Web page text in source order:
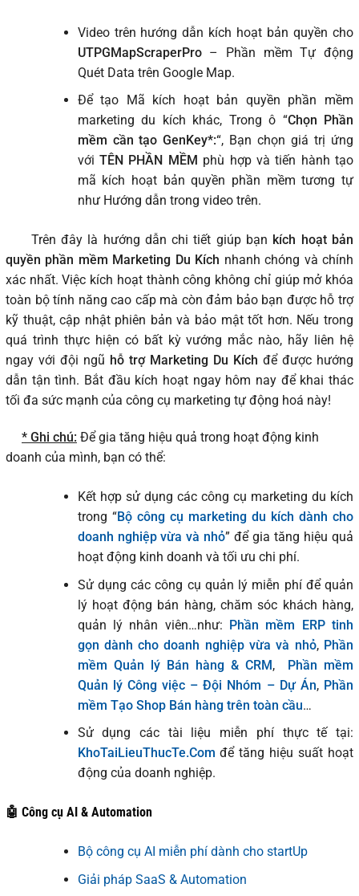
Video trên hướng dẫn kích hoạt bản quyền cho
UTPGMapScraperPro– Phần mềm Tự động
Quét Data trên Google Map.
Để tạo Mã kích hoạt bản quyền phần mềm
marketing du kích khác, Trong ô “Chọn Phần
mềm cần tạo GenKey*:“, Bạn chọn giá trị ứng
với TÊN PHẦN MỀM phù hợp và tiến hành tạo
mã kích hoạt bản quyền phần mềm tương tự
như Hướng dẫn trong video trên.
Trên đây là hướng dẫn chi tiết giúp bạn kích hoạt bản
quyền phần mềm Marketing Du Kích nhanh chóng và chính
xác nhất. Việc kích hoạt thành công không chỉ giúp mở khóa
toàn bộ tính năng cao cấp mà còn đảm bảo bạn được hỗ trợ
kỹ thuật, cập nhật phiên bản và bảo mật tốt hơn. Nếu trong
quá trình thực hiện có bất kỳ vướng mắc nào, hãy liên hệ
ngay với đội ngũ hỗ trợ Marketing Du Kích để được hướng
dẫn tận tình. Bắt đầu kích hoạt ngay hôm nay để khai thác
tối đa sức mạnh của công cụ marketing tự động hoá này!
* Ghi chú: Để gia tăng hiệu quả trong hoạt động kinh
doanh của mình, bạn có thể:
Kết hợp sử dụng các công cụ marketing du kích
trong “Bộ công cụ marketing du kích dành cho
doanh nghiệp vừa và nhỏ” để gia tăng hiệu quả
hoạt động kinh doanh và tối ưu chi phí.
Sử dụng các công cụ quản lý miễn phí để quản
lý hoạt động bán hàng, chăm sóc khách hàng,
quản lý nhân viên…như: Phần mềm ERP tinh
gọn dành cho doanh nghiệp vừa và nhỏ, Phần
mềm Quản lý Bán hàng & CRM, Phần mềm
Quản lý Công việc – Đội Nhóm – Dự Án, Phần
mềm Tạo Shop Bán hàng trên toàn cầu…
Sử dụng các tài liệu miễn phí thực tế tại:
KhoTaiLieuThucTe.Com để tăng hiệu suất hoạt
động của doanh nghiệp.
🤖 Công cụ AI & Automation
Bộ công cụ AI miễn phí dành cho startUp
Giải pháp SaaS & Automation